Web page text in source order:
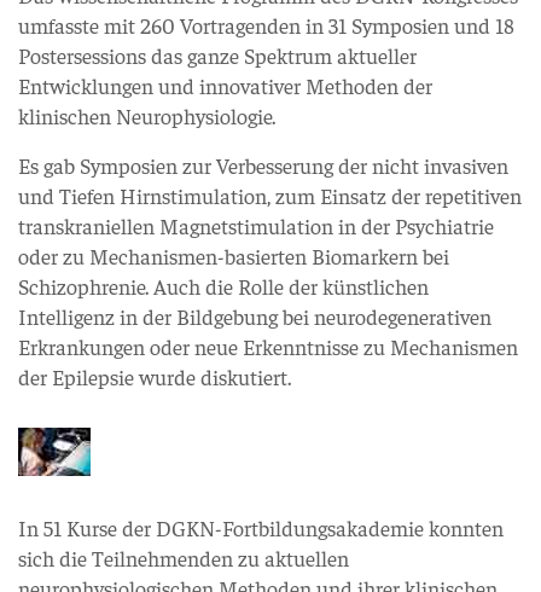
umfasste mit 260 Vortragenden in 31 Symposien und 18
Postersessions das ganze Spektrum aktueller
Entwicklungen und innovativer Methoden der
klinischen Neurophysiologie.
Es gab Symposien zur Verbesserung der nicht invasiven
und Tiefen Hirnstimulation, zum Einsatz der repetitiven
transkraniellen Magnetstimulation in der Psychiatrie
oder zu Mechanismen-basierten Biomarkern bei
Schizophrenie. Auch die Rolle der künstlichen
Intelligenz in der Bildgebung bei neurodegenerativen
Erkrankungen oder neue Erkenntnisse zu Mechanismen
der Epilepsie wurde diskutiert.
In 51 Kurse der DGKN-Fortbildungsakademie konnten
sich die Teilnehmenden zu aktuellen